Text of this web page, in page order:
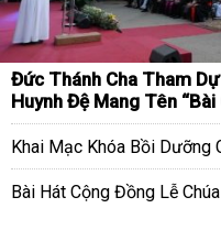
Đức Thánh Cha Tham
Huynh Đệ Mang Tên “Bài
Khai Mạc Khóa Bồi Dưỡng
Bài Hát Cộng Đồng Lễ